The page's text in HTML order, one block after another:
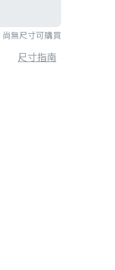
尚無尺寸可購買
尺寸指南